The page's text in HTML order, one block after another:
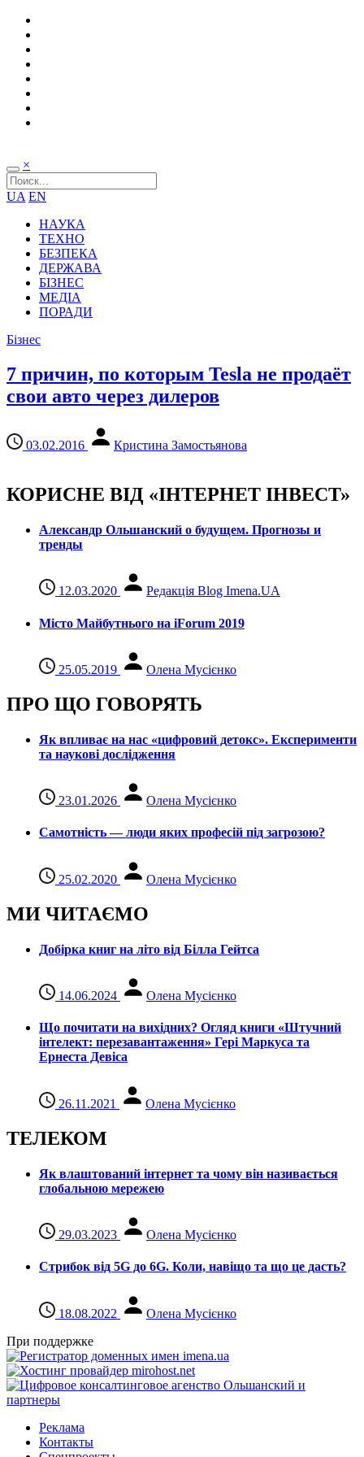
×
UA EN
НАУКА
ТЕХНО
БЕЗПЕКА
ДЕРЖАВА
БІЗНЕС
МЕДІА
ПОРАДИ
Бізнес
7 причин, по которым Tesla не продаёт
свои авто через дилеров
03.02.2016 Кристина Замостьянова
КОРИСНЕ ВІД «ІНТЕРНЕТ ІНВЕСТ»
Александр Ольшанский о будущем. Прогнозы и
тренды
12.03.2020 Редакція Blog Imena.UA
Місто Майбутнього на iForum 2019
25.05.2019 Олена Мусієнко
ПРО ЩО ГОВОРЯТЬ
Як впливає на нас «цифровий детокс». Експерименти
та наукові дослідження
23.01.2026 Олена Мусієнко
Самотність — люди яких професій під загрозою?
25.02.2020 Олена Мусієнко
МИ ЧИТАЄМО
Добірка книг на літо від Білла Гейтса
14.06.2024 Олена Мусієнко
Що почитати на вихідних? Огляд книги «Штучний
інтелект: перезавантаження» Гері Маркуса та
Ернеста Девіса
26.11.2021 Олена Мусієнко
ТЕЛЕКОМ
Як влаштований інтернет та чому він називається
глобальною мережею
29.03.2023 Олена Мусієнко
Стрибок від 5G до 6G. Коли, навіщо та що це даcть?
18.08.2022
Олена Мусієнко
При поддержке
Реклама
Контакты